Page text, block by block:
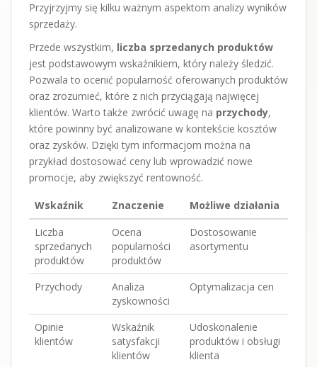
Przyjrzyjmy się kilku ważnym aspektom analizy wyników
sprzedaży.
Przede wszystkim, liczba sprzedanych produktów
jest podstawowym wskaźnikiem, który należy śledzić.
Pozwala to ocenić popularność oferowanych produktów
oraz zrozumieć, które z nich przyciągają najwięcej
klientów. Warto także zwrócić uwagę na przychody,
które powinny być analizowane w kontekście kosztów
oraz zysków. Dzięki tym informacjom można na
przykład dostosować ceny lub wprowadzić nowe
promocje, aby zwiększyć rentowność.
Wskaźnik Znaczenie
Możliwe działania
Liczba
sprzedanych
produktów
Ocena
popularności
produktów
Dostosowanie
asortymentu
Przychody
Analiza
zyskowności
Optymalizacja cen
Opinie
klientów
Wskaźnik
satysfakcji
klientów
Udoskonalenie
produktów i obsługi
klienta